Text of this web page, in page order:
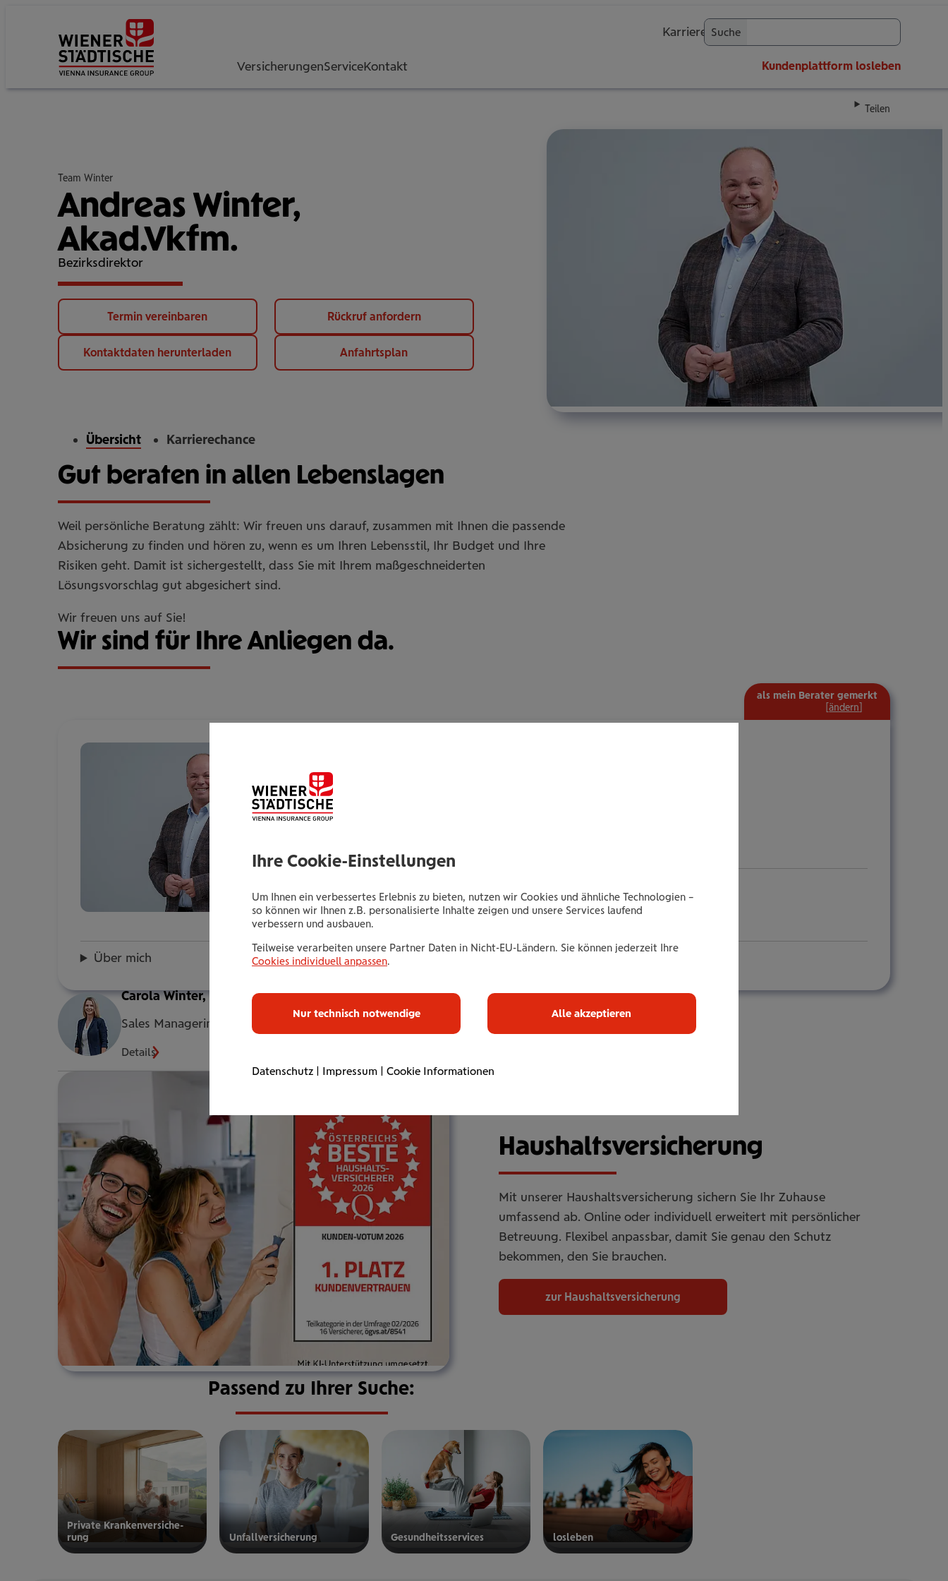
VersicherungenServiceKontakt
Karriere Suche
Kundenplattform losleben
Teilen
Team Winter
Andreas Winter,
Akad.Vkfm.
Bezirksdirektor
Termin vereinbaren Rückruf anfordern
Kontaktdaten herunterladen Anfahrtsplan
Übersicht Karrierechance
Gut beraten in allen Lebenslagen
Weil persönliche Beratung zählt: Wir freuen uns darauf, zusammen mit Ihnen die passende
Absicherung zu finden und hören zu, wenn es um Ihren Lebensstil, Ihr Budget und Ihre
Risiken geht. Damit ist sichergestellt, dass Sie mit Ihrem maßgeschneiderten
Lösungsvorschlag gut abgesichert sind.
Wir freuen uns auf Sie!
Wir sind für Ihre Anliegen da.
Mobil:+436646013954416
E-Mail:
Über mich
als mein Berater gemerkt
[ändern
Carola Winter, Akad.VKFF
Sales Managerin
Details
Haus­halts­ver­si­che­rung
Mit unserer Haushaltsversicherung sichern Sie Ihr Zuhause
umfassend ab. Online oder individuell erweitert mit persönlicher
Betreuung. Flexibel anpassbar, damit Sie genau den Schutz
bekommen, den Sie brauchen.
zur Haushaltsversicherung
Passend zu Ihrer Suche:
Private Kran­ken­­­ver­si­che­
rung
zur privaten
Unfall­ver­si­che­rung Gesund­heits­ser­vices los­le­ben
Ihre Cookie-Einstellungen
Um Ihnen ein verbessertes Erlebnis zu bieten, nutzen wir Cookies und ähnliche Technologien –
so können wir Ihnen z.B. personalisierte Inhalte zeigen und unsere Services laufend
verbessern und ausbauen.
Teilweise verarbeiten unsere Partner Daten in Nicht-EU-Ländern. Sie können jederzeit Ihre
Cookies individuell anpassen.
Nur technisch notwendige Alle akzeptieren
Datenschutz | Impressum | Cookie Informationen